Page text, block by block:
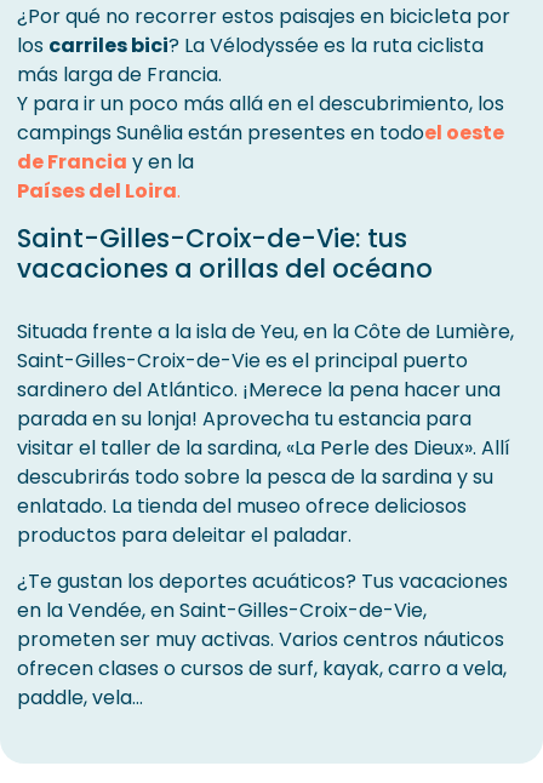
¿Por qué no recorrer estos paisajes en bicicleta por
los carriles bici? La Vélodyssée es la ruta ciclista
más larga de Francia.
Y para ir un poco más allá en el descubrimiento, los
campings Sunêlia están presentes en todoel oeste
de Francia y en la
Países del Loira.
Saint-Gilles-Croix-de-Vie: tus
vacaciones a orillas del océano
Situada frente a la isla de Yeu, en la Côte de Lumière,
Saint-Gilles-Croix-de-Vie es el principal puerto
sardinero del Atlántico. ¡Merece la pena hacer una
parada en su lonja! Aprovecha tu estancia para
visitar el taller de la sardina, «La Perle des Dieux». Allí
descubrirás todo sobre la pesca de la sardina y su
enlatado. La tienda del museo ofrece deliciosos
productos para deleitar el paladar.
¿Te gustan los deportes acuáticos? Tus vacaciones
en la Vendée, en Saint-Gilles-Croix-de-Vie,
prometen ser muy activas. Varios centros náuticos
ofrecen clases o cursos de surf, kayak, carro a vela,
paddle, vela…